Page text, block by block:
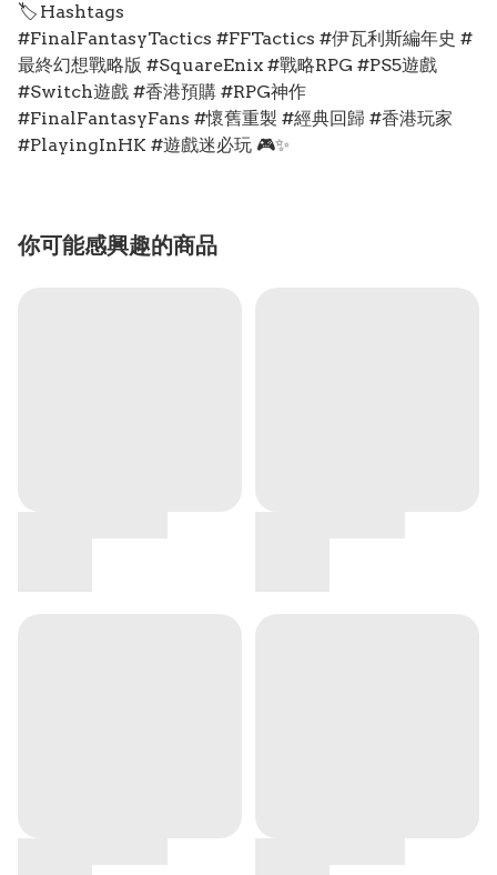
🏷️ Hashtags
#FinalFantasyTactics #FFTactics #伊瓦利斯編年史 #
最終幻想戰略版 #SquareEnix #戰略RPG #PS5遊戲
#Switch遊戲 #香港預購 #RPG神作
#FinalFantasyFans #懷舊重製 #經典回歸 #香港玩家
#PlayingInHK #遊戲迷必玩 🎮✨
你可能感興趣的商品